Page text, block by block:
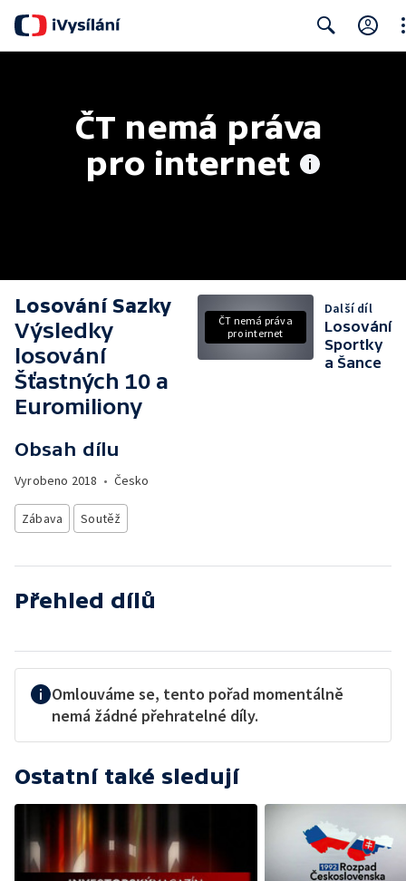
ČT nemá práva
pro internet
Losování Sazky
Výsledky
losování
Šťastných 10 a
Euromiliony
Obsah dílu
Vyrobeno 2018 • Česko
Zábava Soutěž
ČT nemá práva
pro internet
Další díl
Losování
Sportky
a Šance
Přehled dílů
Omlouváme se, tento pořad momentálně
nemá žádné přehratelné díly.
Ostatní také sledují